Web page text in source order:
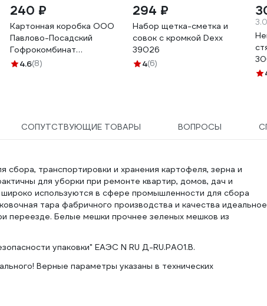
240 ₽
Картонная коробка ООО
Павлово-Посадский
Гофрокомбинат
700х500х500 мм Т-24 С
4.6(8)
294 ₽
Набор щетка-сметка и
совок с кромкой Dexx
39026
4(6)
СОПУТСТВУЮЩИЕ ТОВАРЫ ВОПРОСЫ
транспортировки и хранения картофеля, зерна и
для уборки при ремонте квартир, домов, дач и
используются в сфере промышленности для сбора
тара фабричного производства и качества идеальное
переезде. Белые мешки прочнее зеленых мешков из
упаковки" ЕАЭС N RU Д-RU.PA01.В.
Верные параметры указаны в технических